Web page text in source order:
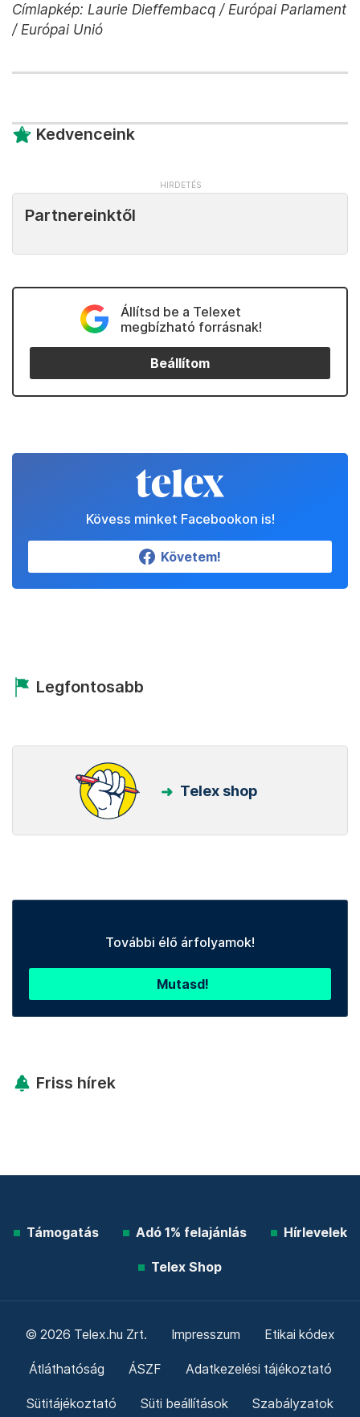
Címlapkép: Laurie Dieffembacq / Európai Parlament
/ Európai Unió
Kedvenceink
Partnereinktől
Állítsd be a Telexet
megbízható forrásnak!
Beállítom
Kövess minket Facebookon is!
Követem!
Legfontosabb
Telex shop
További élő árfolyamok!
Mutasd!
Friss hírek
Támogatás Adó 1% felajánlás Hírlevelek
Telex Shop
© 2026 Telex.hu Zrt. Impresszum Etikai kódex
Átláthatóság ÁSZF Adatkezelési tájékoztató
Sütitájékoztató Süti beállítások Szabályzatok